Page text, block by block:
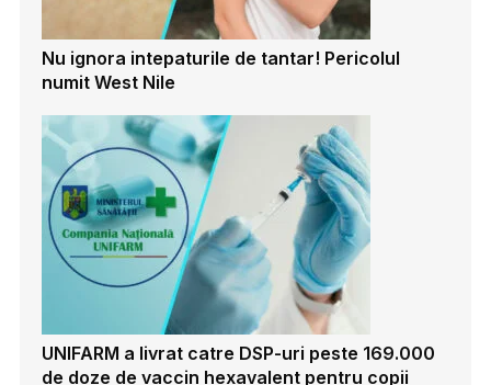
Nu ignora intepaturile de tantar! Pericolul
numit West Nile
UNIFARM a livrat catre DSP-uri peste 169.000
de doze de vaccin hexavalent pentru copii